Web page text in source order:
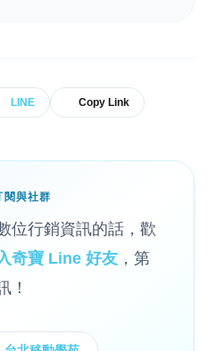
LINE Copy Link
與社群
位行銷資訊的話，歡
奇寶 Line 好友 ，第
！